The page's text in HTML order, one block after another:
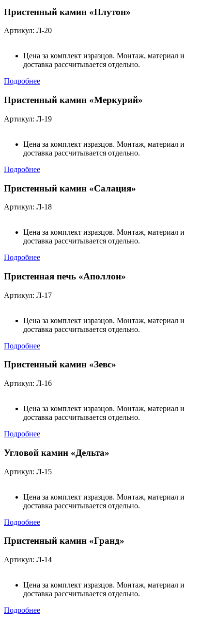
Пристенный камин «Плутон»
Артикул: Л-20
Цена за комплект изразцов. Монтаж, материал и
доставка рассчитывается отдельно.
Подробнее
Пристенный камин «Меркурий»
Артикул: Л-19
Цена за комплект изразцов. Монтаж, материал и
доставка рассчитывается отдельно.
Подробнее
Пристенный камин «Салация»
Артикул: Л-18
Цена за комплект изразцов. Монтаж, материал и
доставка рассчитывается отдельно.
Подробнее
Пристенная печь «Аполлон»
Артикул: Л-17
Цена за комплект изразцов. Монтаж, материал и
доставка рассчитывается отдельно.
Подробнее
Пристенный камин «Зевс»
Артикул: Л-16
Цена за комплект изразцов. Монтаж, материал и
доставка рассчитывается отдельно.
Подробнее
Угловой камин «Дельта»
Артикул: Л-15
Цена за комплект изразцов. Монтаж, материал и
доставка рассчитывается отдельно.
Подробнее
Пристенный камин «Гранд»
Артикул: Л-14
Цена за комплект изразцов. Монтаж, материал и
доставка рассчитывается отдельно.
Подробнее